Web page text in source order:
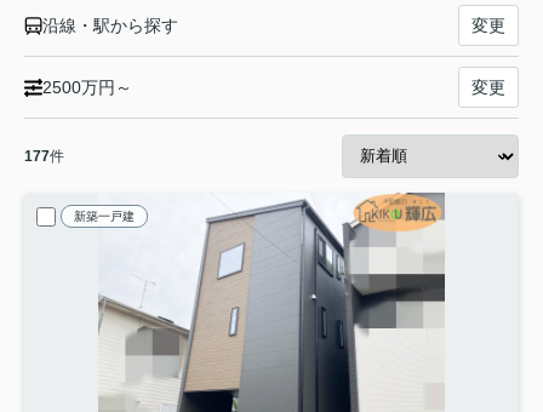
沿線・駅から探す 変更
2500万円～ 変更
177件
新築一戸建